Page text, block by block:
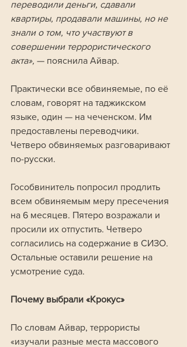
переводили деньги, сдавали
квартиры, продавали машины, но не
знали о том, что участвуют в
совершении террористического
акта», — пояснила Айвар.
Практически все обвиняемые, по её
словам, говорят на таджикском
языке, один — на чеченском. Им
предоставлены переводчики.
Четверо обвиняемых разговаривают
по-русски.
Гособвинитель попросил продлить
всем обвиняемым меру пресечения
на 6 месяцев. Пятеро возражали и
просили их отпустить. Четверо
согласились на содержание в СИЗО.
Остальные оставили решение на
усмотрение суда.
Почему выбрали «Крокус»
По словам Айвар, террористы
«изучали разные места массового